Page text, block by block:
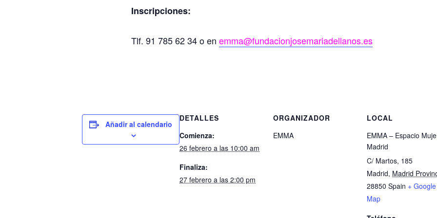
Inscripciones:
Tlf. 91 785 62 34 o en emma@fundacionjosemariadellanos.es
Añadir al calendario
DETALLES
Comienza:
26 febrero a las 10:00 am
Finaliza:
27 febrero a las 2:00 pm
ORGANIZADOR
EMMA
LOCAL
EMMA – Espacio
Madrid
C/ Martos, 185
Madrid, Madrid
28850 Spain + Google
Map